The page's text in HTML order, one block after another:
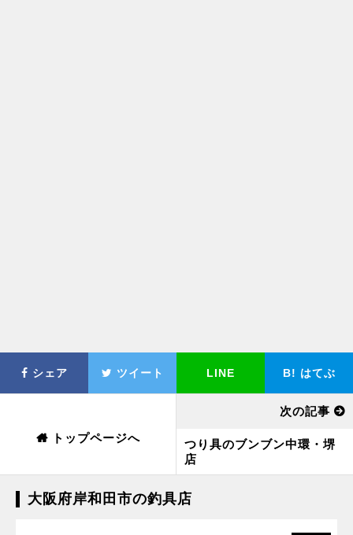
シェア ツイート LINE B! はてぶ
トップページへ
次の記事
つり具のブンブン中環・堺
店
大阪府岸和田市の釣具店